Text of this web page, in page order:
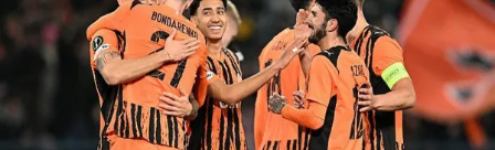
Букмекери
Казино